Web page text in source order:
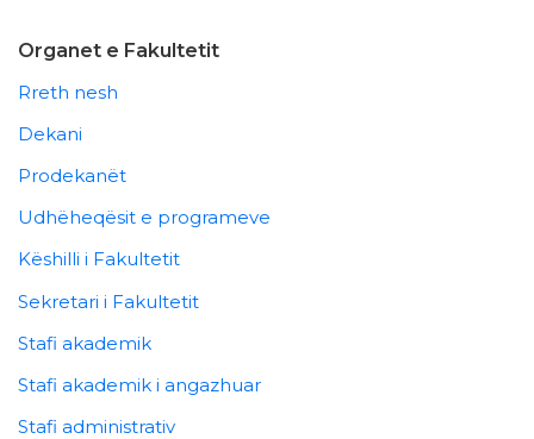
Organet e Fakultetit
Rreth nesh
Dekani
Prodekanët
Udhëheqësit e programeve
Këshilli i Fakultetit
Sekretari i Fakultetit
Stafi akademik
Stafi akademik i angazhuar
Stafi administrativ